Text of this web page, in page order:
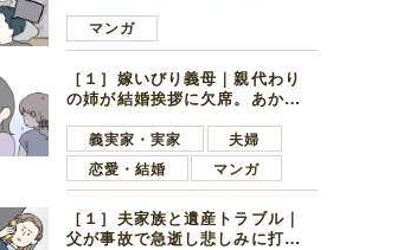
好きの男の子ママ
マンガ
［１］嫁いびり義母｜親代わり
の姉が結婚挨拶に欠席。あから
義実家・実家
夫婦
恋愛・結婚
マンガ
［１］夫家族と遺産トラブル｜
父が事故で急逝し悲しみに打ち